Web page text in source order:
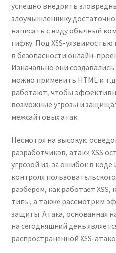
успешно внедрить
злоумышленнику достаточно
написать с виду обычный
гифку. Под XSS-
в безопасности онлайн-
Изначально они
можно применить HTML и
работают, чтобы
возможные угрозы и
межсайтовых атак.
Несмотря на высокую
разработчиков, атаки XSS
угрозой из-за ошибок в коде
контроля
разберем, как работает XSS,
типы, а также рассмотрим
защиты. Атака, основанная
на сегодняшний день
распространенной XSS-